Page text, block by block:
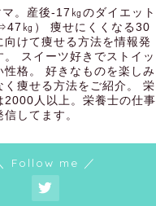
。産後-17㎏のダイエット
㎏） 痩せにくくなる30
向けて痩せる方法を情報発
。 スイーツ好きでストイッ
性格。 好きなものを楽しみ
く痩せる方法をご紹介。 栄
2000人以上。栄養士の仕事
してます。
Follow me ／